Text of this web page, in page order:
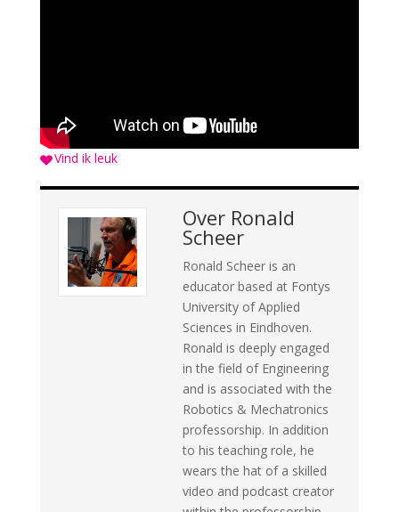
Vind ik leuk
Over Ronald
Scheer
Ronald Scheer is an
educator based at Fontys
University of Applied
Sciences in Eindhoven.
Ronald is deeply engaged
in the field of Engineering
and is associated with the
Robotics & Mechatronics
professorship. In addition
to his teaching role, he
wears the hat of a skilled
video and podcast creator